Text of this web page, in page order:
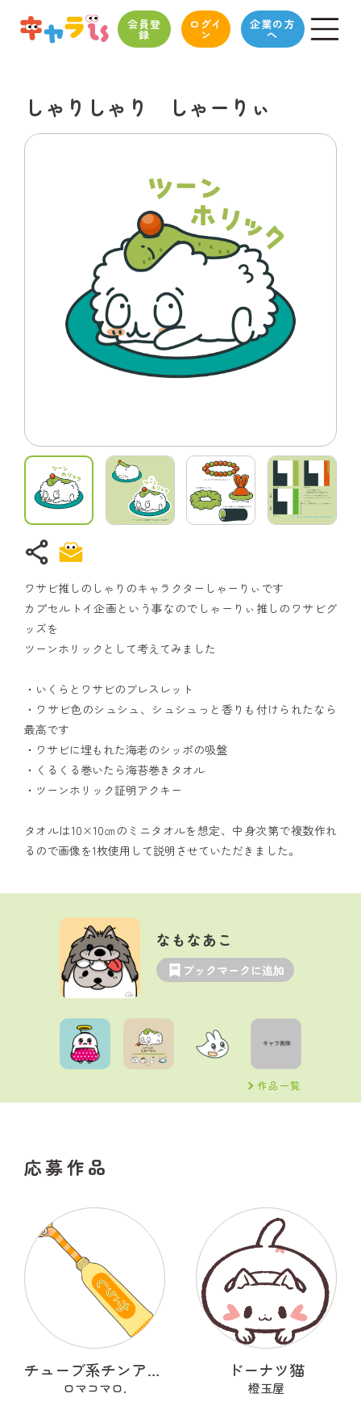
会員登
録
ログイ
ン
企業の方
へ
しゃりしゃり しゃーりぃ
share
ワサビ推しのしゃりのキャラクターしゃーりぃです
カプセルトイ企画という事なのでしゃーりぃ推しのワサビグ
ッズを
ツーンホリックとして考えてみました
・いくらとワサビのブレスレット
・ワサビ色のシュシュ、シュシュっと香りも付けられたなら
最高です
・ワサビに埋もれた海老のシッポの吸盤
・くるくる巻いたら海苔巻きタオル
・ツーンホリック証明アクキー
タオルは10×10㎝のミニタオルを想定、中身次第で複数作れ
るので画像を1枚使用して説明させていただきました。
なもなあこ
ブックマークに追加
作品一覧
応募作品
チューブ系チンアナゴ
ロマコマロ.
ドーナツ猫
橙玉屋